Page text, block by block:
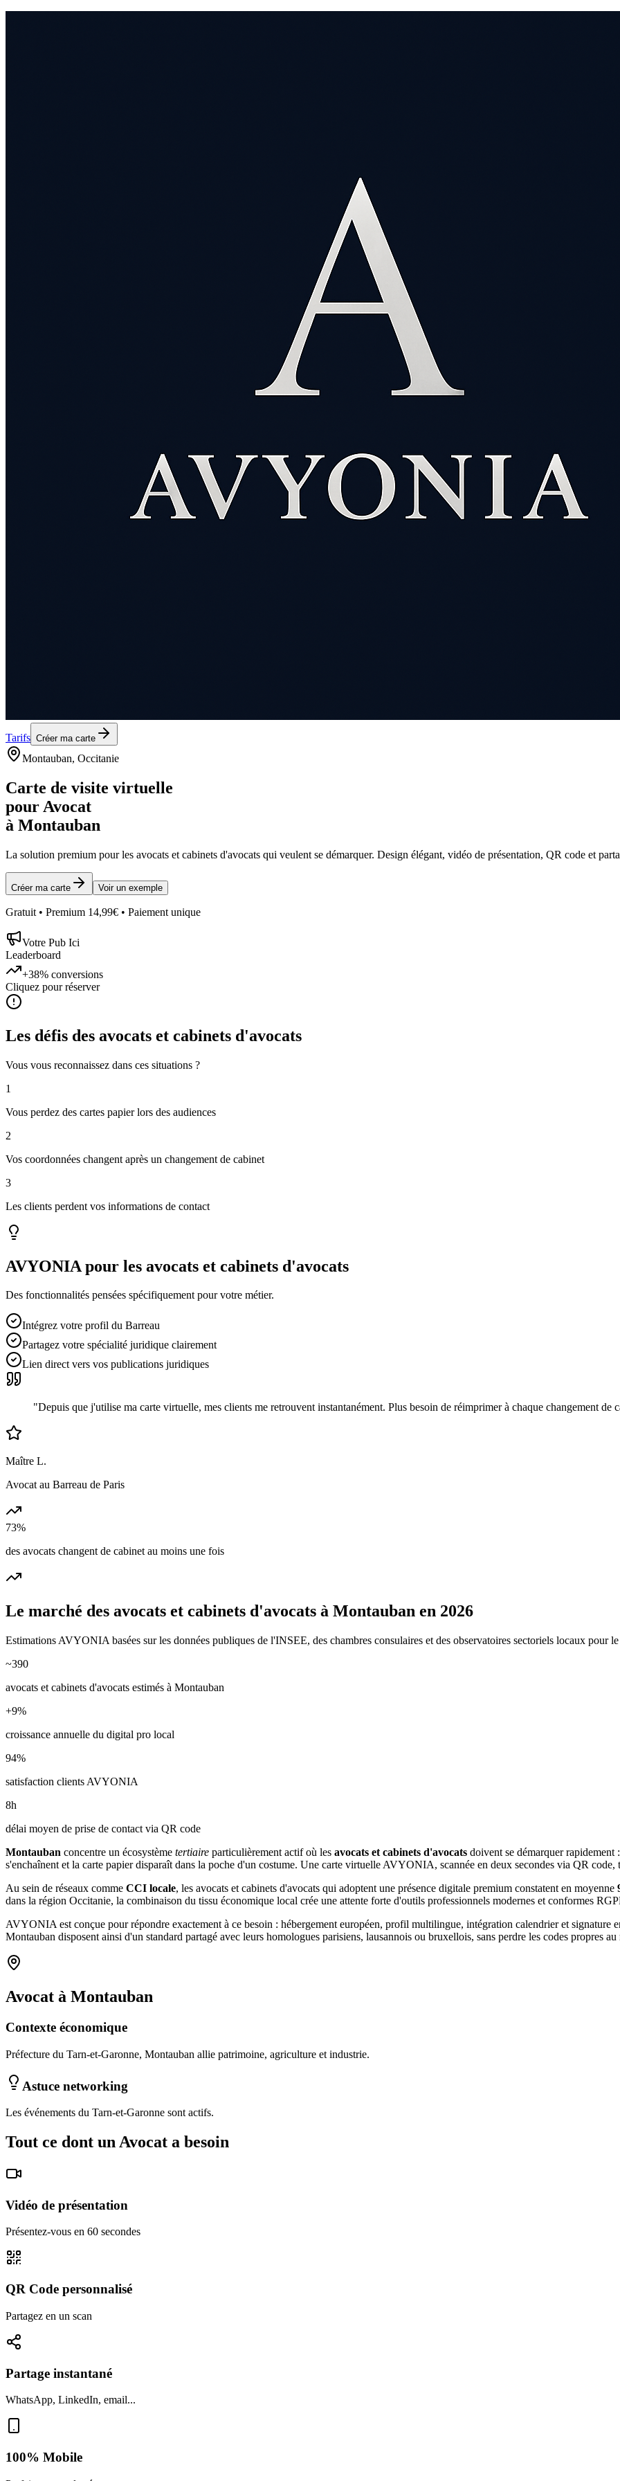
Tarifs Créer ma carte
Montauban, Occitanie
Carte de visite virtuelle
pour Avocat
à Montauban
La solution premium pour les avocats et cabinets d'avocats qui veulent se démarquer. Design élégant, vidéo de présentation, QR code et
Créer ma carte Voir un exemple
Gratuit • Premium 14,99€ • Paiement unique
Votre Pub Ici
Leaderboard
+38% conversions
Cliquez pour réserver
Les défis des avocats et cabinets d'avocats
Vous vous reconnaissez dans ces situations ?
1
Vous perdez des cartes papier lors des audiences
2
Vos coordonnées changent après un changement de cabinet
3
Les clients perdent vos informations de contact
AVYONIA pour les avocats et cabinets d'avocats
Des fonctionnalités pensées spécifiquement pour votre métier.
Intégrez votre profil du Barreau
Partagez votre spécialité juridique clairement
Lien direct vers vos publications juridiques
"Depuis que j'utilise ma carte virtuelle, mes clients me retrouvent instantanément. Plus besoin de réimprimer à chaque changement de
Maître L.
Avocat au Barreau de Paris
73%
des avocats changent de cabinet au moins une fois
Le marché des avocats et cabinets d'avocats à Montauban en 2026
Estimations AVYONIA basées sur les données publiques de l'INSEE, des chambres consulaires et des observatoires sectoriels locaux pour
~390
avocats et cabinets d'avocats estimés à Montauban
+9%
croissance annuelle du digital pro local
94%
satisfaction clients AVYONIA
8h
délai moyen de prise de contact via QR code
Montauban concentre un écosystème tertiaire particulièrement actif où les avocats et cabinets d'avocats doivent se démarquer rapidement
s'enchaînent et la carte papier disparaît dans la poche d'un costume. Une carte virtuelle AVYONIA, scannée en deux secondes via QR
Au sein de réseaux comme CCI locale, les avocats et cabinets d'avocats qui adoptent une présence digitale premium constatent en moyenne
dans la région Occitanie, la combinaison du tissu économique local crée une attente forte d'outils professionnels modernes et conformes
AVYONIA est conçue pour répondre exactement à ce besoin : hébergement européen, profil multilingue, intégration calendrier et signature
Montauban disposent ainsi d'un standard partagé avec leurs homologues parisiens, lausannois ou bruxellois, sans perdre les codes propres au
Avocat à Montauban
Contexte économique
Préfecture du Tarn-et-Garonne, Montauban allie patrimoine, agriculture et industrie.
Astuce networking
Les événements du Tarn-et-Garonne sont actifs.
Tout ce dont un Avocat a besoin
Vidéo de présentation
Présentez-vous en 60 secondes
QR Code personnalisé
Partagez en un scan
Partage instantané
WhatsApp, LinkedIn, email...
100% Mobile